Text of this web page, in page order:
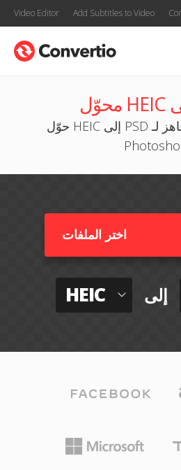
Video Editor Add Subtitles to Video
حوّل HEIC إلى PSD مجانًا — إخراج جاهز لـ
اختر الملفات
HEIC إلى